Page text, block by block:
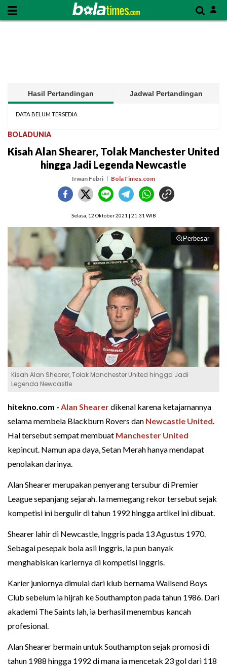
Hasil Pertandingan Jadwal Pertandingan
DATA BELUM TERSEDIA
BOLADUNIA
Kisah Alan Shearer, Tolak Manchester United
hingga Jadi Legenda Newcastle
Irwan Febri BolaTimes.com
Selasa, 12 Oktober 2021 | 21:31 WIB
Perbesar
Kisah Alan Shearer, Tolak Manchester United hingga Jadi
Legenda Newcastle
hitekno.com - Alan Shearerdikenal karena ketajamannya
selama membela Blackburn Rovers dan Newcastle United.
Hal tersebut sempat membuat Manchester United
kepincut. Namun apa daya, Setan Merah hanya mendapat
penolakan darinya.
Alan Shearer merupakan penyerang tersubur di Premier
League sepanjang sejarah. Ia memegang rekor tersebut sejak
kompetisi ini bergulir di tahun 1992 hingga artikel ini dibuat.
Shearer lahir di Newcastle, Inggris pada 13 Agustus 1970.
Sebagai pesepak bola asli Inggris, ia pun banyak
menghabiskan kariernya di kompetisi Inggris.
Karier juniornya dimulai dari klub bernama Wallsend Boys
Club sebelum ia hijrah ke Southampton pada tahun 1986. Dari
akademi The Saints lah, ia berhasil menembus kancah
profesional.
Alan Shearer bermain untuk Southampton sejak promosi di
tahun 1988 hingga 1992 di mana ia mencetak 23 gol dari 118